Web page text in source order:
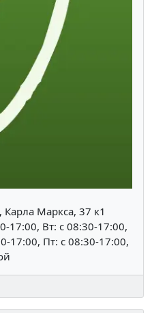
Маркса, 37 к1
17:00, Вт: c 08:30-17:00,
17:00, Пт: c 08:30-17:00,